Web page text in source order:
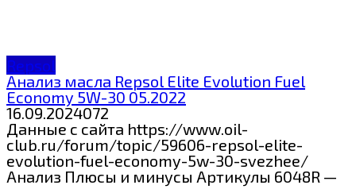
Repsol
Анализ масла Repsol Elite Evolution Fuel
Economy 5W-30 05.2022
16.09.2024072
Данные с сайта https://www.oil-
club.ru/forum/topic/59606-repsol-elite-
evolution-fuel-economy-5w-30-svezhee/
Анализ Плюсы и минусы Артикулы 6048R —